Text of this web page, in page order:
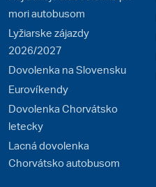
mori autobusom
Lyžiarske zájazdy
2026/2027
Dovolenka na Slovensku
Eurovíkendy
Dovolenka Chorvátsko
letecky
Lacná dovolenka
Chorvátsko autobusom